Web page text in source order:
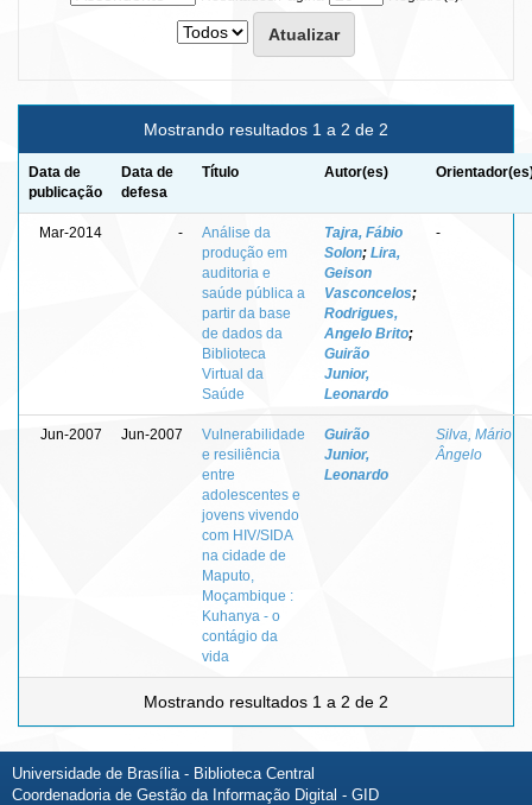
Mostrando resultados 1 a 2 de 2
Data de
publicação
Data de
defesa
Título Autor(es)
Mar-2014 -
Análise da
produção em
auditoria e
saúde pública a
partir da base
de dados da
Biblioteca
Virtual da
Saúde
Tajra, Fábio
Solon; Lira,
Geison
Vasconcelos;
Rodrigues,
Angelo Brito;
Guirão
Junior,
Leonardo
-
Jun-2007 Jun-2007
Vulnerabilidade
e resiliência
entre
adolescentes e
jovens vivendo
com HIV/SIDA
na cidade de
Maputo,
Moçambique :
Kuhanya - o
contágio da
vida
Guirão
Junior,
Leonardo
Silva, Mário
Ângelo
Mostrando resultados 1 a 2 de 2
Universidade de Brasília - Biblioteca Central
Coordenadoria de Gestão da Informação Digital - GID